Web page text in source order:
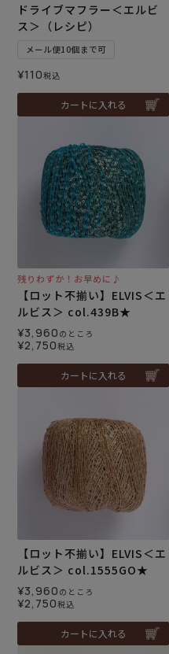
ドライブマフラー＜エルビ
ス＞（レシピ）
メール便10個まで可
¥110税込
カートに入れる
残りわずか！お早めに♪
【ロット不揃い】ELVIS＜エ
ルビス＞ col.439B★
¥3,960 のところ
¥2,750税込
カートに入れる
【ロット不揃い】ELVIS＜エ
ルビス＞ col.1555GO★
¥3,960 のところ
¥2,750税込
カートに入れる